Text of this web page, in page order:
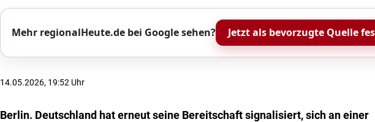
Mehr regionalHeute.de bei Google sehen? Jetzt als bevorzugte Quelle
14.05.2026, 19:52 Uhr
Berlin. Deutschland hat erneut seine Bereitschaft signalisiert, sich an einer